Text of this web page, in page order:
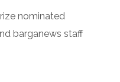
nominated
barganews staff